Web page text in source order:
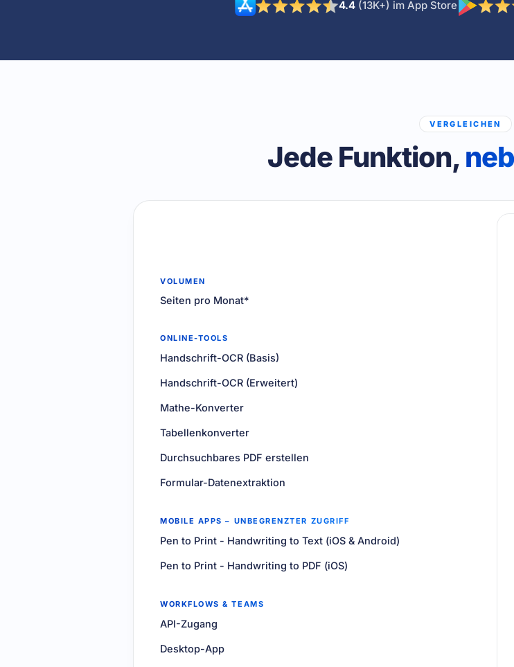
4.4 (13K+) im App Store
VERGLEICHEN
Jede Funktion,
VOLUMEN
Seiten pro Monat*
ONLINE-TOOLS
Handschrift-OCR (Basis)
Handschrift-OCR (Erweitert)
Mathe-Konverter
Tabellenkonverter
Durchsuchbares PDF erstellen
Formular-Datenextraktion
MOBILE APPS – UNBEGRENZTER ZUGRIFF
Pen to Print - Handwriting to Text (iOS & Android)
Pen to Print - Handwriting to PDF (iOS)
WORKFLOWS & TEAMS
API-Zugang
Desktop-App